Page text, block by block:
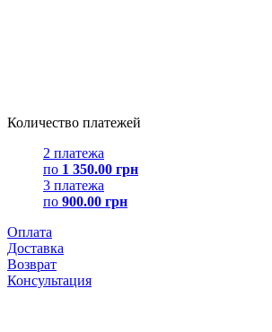
Количество платежей
2 платежа
по 1 350.00 грн
3 платежа
по 900.00 грн
Оплата
Доставка
Возврат
Консультация